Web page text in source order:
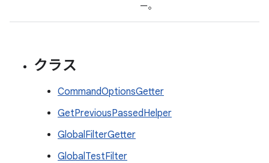
ー。
クラス
CommandOptionsGetter
GetPreviousPassedHelper
GlobalFilterGetter
GlobalTestFilter